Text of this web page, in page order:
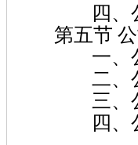
四、公司
第五节 公
一、公
二、公司
三、公
四、公司